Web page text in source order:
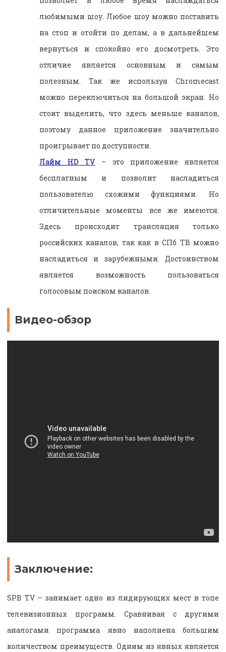
любимыми шоу. Любое шоу можно поставить
на стоп и отойти по делам, а в дальнейшем
вернуться и спокойно его досмотреть. Это
отличие является основным и самым
полезным. Так же используя Chromecast
можно переключиться на большой экран. Но
стоит выделить, что здесь меньше каналов,
поэтому данное приложение значительно
проигрывает по доступности.
Лайм HD TV – это приложение является
бесплатным и позволит насладиться
пользователю схожими функциями. Но
отличительные моменты все же имеются.
Здесь происходит трансляция только
российских каналов, так как в СПб ТВ можно
насладиться и зарубежными. Достоинством
является возможность пользоваться
голосовым поиском каналов.
Видео-обзор
Заключение:
SPB TV – занимает одно из лидирующих мест в топе
телевизионных программ. Сравнивая с другими
аналогами программа явно наполнена большим
количеством преимуществ. Одним из явных является